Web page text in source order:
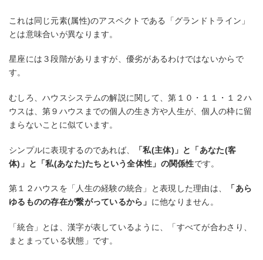
これは同じ元素(属性)のアスペクトである「グランドトライン」
とは意味合いが異なります。
星座には３段階がありますが、優劣があるわけではないからで
す。
むしろ、ハウスシステムの解説に関して、第１０・１１・１２ハ
ウスは、第９ハウスまでの個人の生き方や人生が、個人の枠に留
まらないことに似ています。
シンプルに表現するのであれば、
「私(主体)」と「あなた(客
体)」と「私(あなた)たちという全体性」の関係性です。
第１２ハウスを「人生の経験の統合」と表現した理由は、
「あら
ゆるものの存在が繋がっているから」 に他なりません。
「統合」とは、漢字が表しているように、「すべてが合わさり、
まとまっている状態」です。